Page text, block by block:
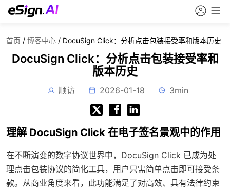
首页 / 博客中心 / DocuSign Click：分析点击包装接受率和版本历史
DocuSign Click：分析点击包装接受率和
版本历史
顺访 2026-01-18 3min
理解 DocuSign Click 在电子签名景观中的作用
在不断演变的数字协议世界中，DocuSign Click 已成为处
理点击包装协议的简化工具，用户只需简单点击即可接受条
款。从商业角度来看，此功能满足了对高效、具有法律约束